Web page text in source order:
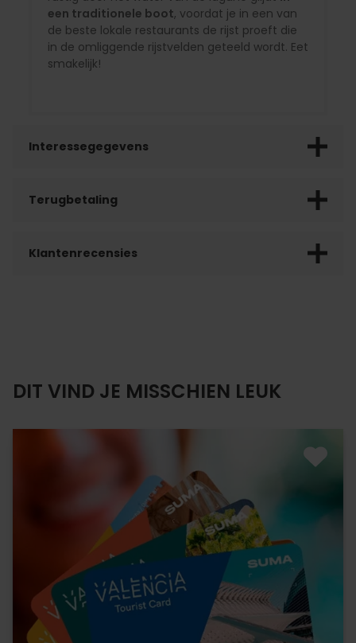
een traditionele boot, voordat je in een van
de beste lokale restaurants de rijst proeft die
in de omliggende rijstvelden geteeld wordt. Eet
smakelijk!
Interessegegevens
Terugbetaling
Klantenrecensies
DIT VIND JE MISSCHIEN LEUK